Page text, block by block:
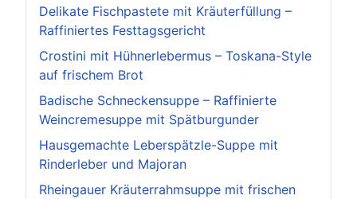
Delikate Fischpastete mit Kräuterfüllung –
Raffiniertes Festtagsgericht
Crostini mit Hühnerlebermus – Toskana-Style
auf frischem Brot
Badische Schneckensuppe – Raffinierte
Weincremesuppe mit Spätburgunder
Hausgemachte Leberspätzle-Suppe mit
Rinderleber und Majoran
Rheingauer Kräuterrahmsuppe mit frischen